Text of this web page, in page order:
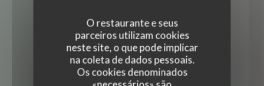
O restaurante e seus
parceiros utilizam cookies
neste site, o que pode implicar
na coleta de dados pessoais.
Os cookies denominados